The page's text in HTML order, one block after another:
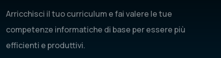
Arricchisci il tuo curriculum e fai valere le tue
competenze informatiche di base per essere più
efficienti e produttivi.